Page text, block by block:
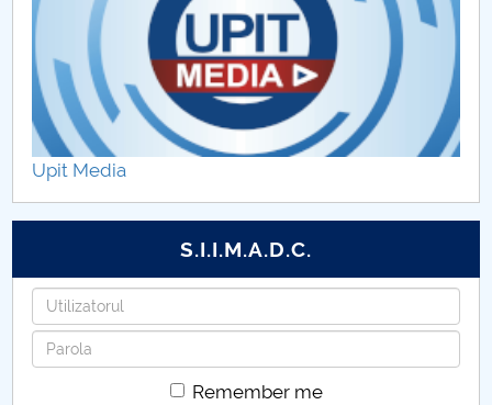
Programe de studii de licenţă DAMK
Programe de studii de master DAMK
Personal DAMK
Cercetare ştiinţifică DAMK
Îndrumători grupe, practică, coordonare programe
Organizare practică DAMK
Evenimente DAMK
Upit Media
S.I.I.M.A.D.C.
Username
Password
Remember me